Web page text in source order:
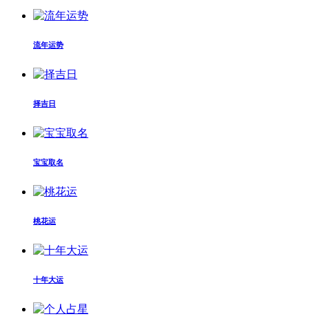
流年运势
择吉日
宝宝取名
桃花运
十年大运